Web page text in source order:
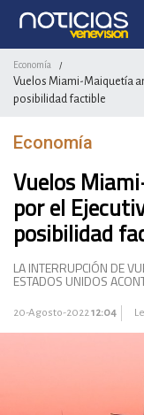
Economía /
Vuelos Miami-Maiquetía
posibilidad factible
Economía
Vuelos
por el
posibilidad
LA INTERRUPCIÓN DE
ESTADOS UNIDOS
20-Agosto-202212:04